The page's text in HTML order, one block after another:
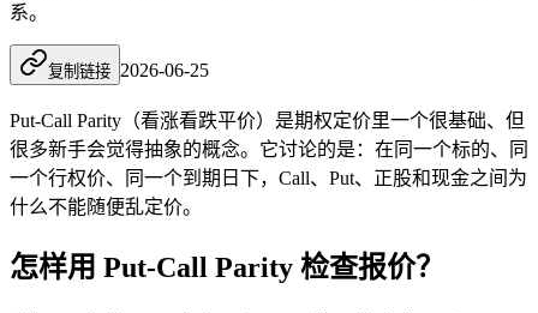
系。
复制链接 2026-06-25
Put-Call Parity（看涨看跌平价）是期权定价里一个很基础、但
很多新手会觉得抽象的概念。它讨论的是：在同一个标的、同
一个行权价、同一个到期日下，Call、Put、正股和现金之间为
什么不能随便乱定价。
怎样用 Put-Call Parity 检查报价？